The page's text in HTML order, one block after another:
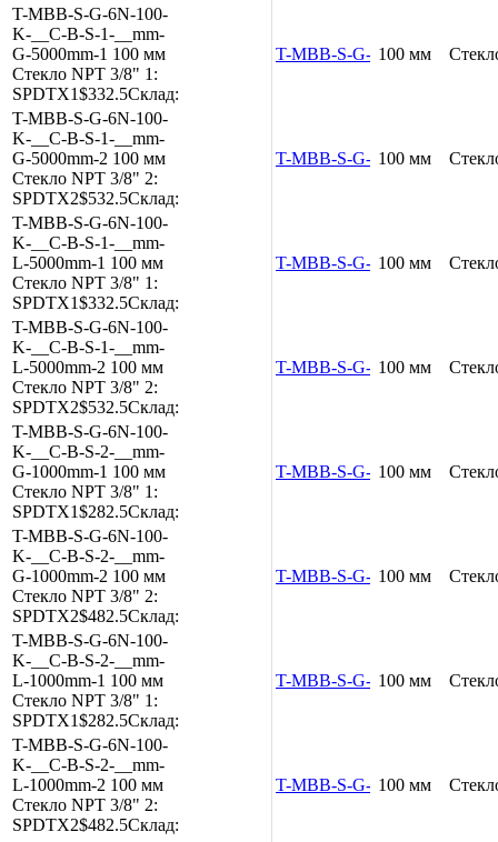
T-MBB-S-G-6N-100-
K-__C-B-S-1-__mm-
G-5000mm-1 100 мм
Стекло NPT 3/8" 1:
SPDTX1$332.5Склад:
T-MBB-S-G-6N-100-K-__C-
100 мм
T-MBB-S-G-6N-100-
K-__C-B-S-1-__mm-
G-5000mm-2 100 мм
Стекло NPT 3/8" 2:
SPDTX2$532.5Склад:
T-MBB-S-G-6N-100-K-__C-
100 мм
T-MBB-S-G-6N-100-
K-__C-B-S-1-__mm-
L-5000mm-1 100 мм
Стекло NPT 3/8" 1:
SPDTX1$332.5Склад:
T-MBB-S-G-6N-100-K-__C-
100 мм
T-MBB-S-G-6N-100-
K-__C-B-S-1-__mm-
L-5000mm-2 100 мм
Стекло NPT 3/8" 2:
SPDTX2$532.5Склад:
T-MBB-S-G-6N-100-K-__C-
100 мм
T-MBB-S-G-6N-100-
K-__C-B-S-2-__mm-
G-1000mm-1 100 мм
Стекло NPT 3/8" 1:
SPDTX1$282.5Склад:
T-MBB-S-G-6N-100-K-__C-
100 мм
T-MBB-S-G-6N-100-
K-__C-B-S-2-__mm-
G-1000mm-2 100 мм
Стекло NPT 3/8" 2:
SPDTX2$482.5Склад:
T-MBB-S-G-6N-100-K-__C-
100 мм
T-MBB-S-G-6N-100-
K-__C-B-S-2-__mm-
L-1000mm-1 100 мм
Стекло NPT 3/8" 1:
SPDTX1$282.5Склад:
T-MBB-S-G-6N-100-K-__C-
100 мм
T-MBB-S-G-6N-100-
K-__C-B-S-2-__mm-
L-1000mm-2 100 мм
Стекло NPT 3/8" 2:
SPDTX2$482.5Склад:
T-MBB-S-G-6N-100-K-__C-
100 мм